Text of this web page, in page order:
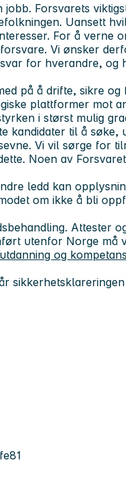
Forsvarets
Uansett
For å verne
Vi ønsker
for hverandre, og
på å drifte, sikre og
plattformer mot
i størst mulig
kandidater til å søke,
Vi vil sørge for
Noen av
ledd kan
om ikke å bli
Attester
utenfor Norge må
og